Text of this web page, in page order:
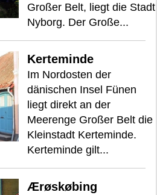
Großer Belt, liegt die Stadt
Nyborg. Der Große...
Kerteminde
Im Nordosten der
dänischen Insel Fünen
liegt direkt an der
Meerenge Großer Belt die
Kleinstadt Kerteminde.
Kerteminde gilt...
Ærøskøbing